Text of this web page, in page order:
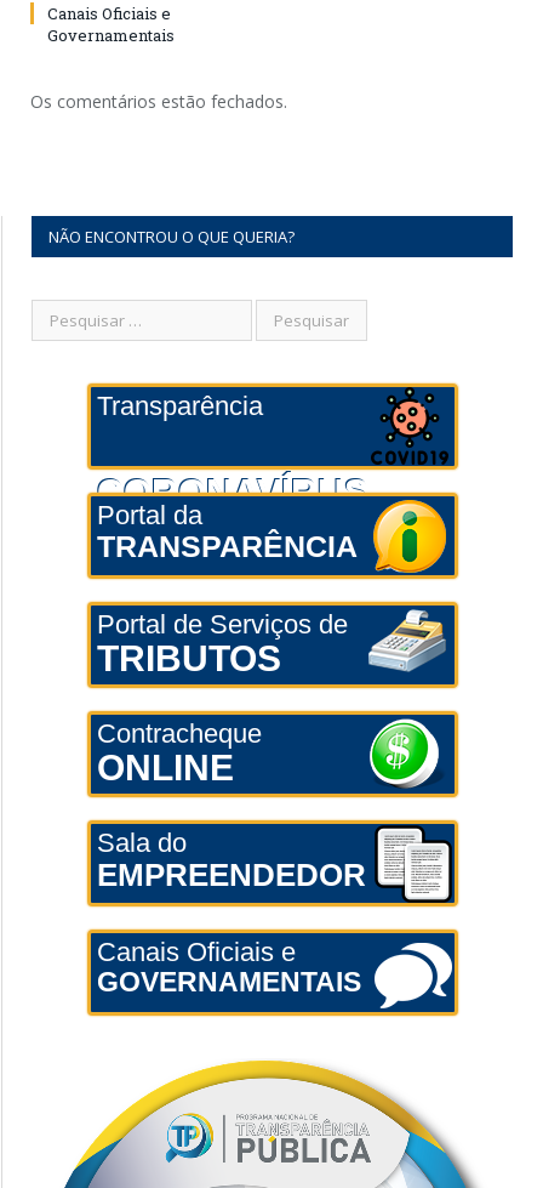
Canais Oficiais e
Governamentais
Os comentários estão fechados.
NÃO ENCONTROU O QUE QUERIA?
Transparência
CORONAVÍRUS
Portal da
TRANSPARÊNCIA
Portal de Serviços de
TRIBUTOS
Contracheque
ONLINE
Sala do
EMPREENDEDOR
Canais Oficiais e
GOVERNAMENTAIS